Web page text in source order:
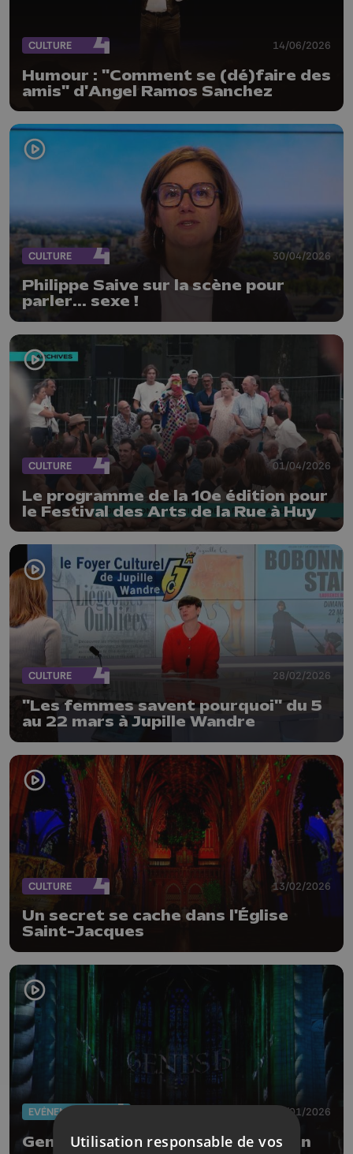
CULTURE 14/06/2026
Humour : "Comment se (dé)faire des
amis" d'Angel Ramos Sanchez
CULTURE 30/04/2026
Philippe Saive sur la scène pour
parler... sexe !
CULTURE 01/04/2026
Le programme de la 10e édition pour
le Festival des Arts de la Rue à Huy
CULTURE 28/02/2026
"Les femmes savent pourquoi" du 5
au 22 mars à Jupille Wandre
CULTURE 13/02/2026
Un secret se cache dans l'Église
Saint-Jacques
EVÈNEMENTS 22/01/2026
Genesis à la basilique Saint-Martin
Utilisation responsable de vos